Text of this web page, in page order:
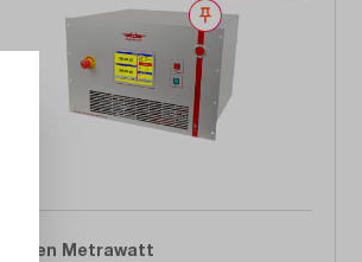
Noter
Gossen Metrawatt